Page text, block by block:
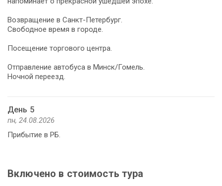
Возвращение в Санкт-Петербург.
Свободное время в городе.
Посещение торгового центра.
Отправление автобуса в Минск/Гомель.
Ночной переезд.
День 5
пн, 24.08.2026
Прибытие в РБ.
Включено в стоимость тура